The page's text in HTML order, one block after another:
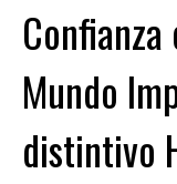
Mundo
distintivo